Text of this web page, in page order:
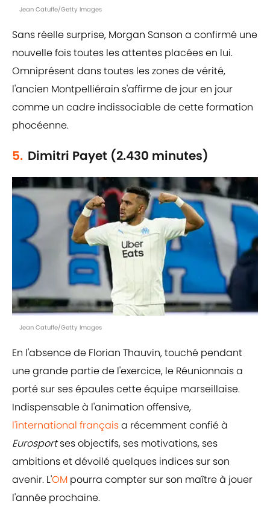
Jean Catuffe/Getty Images
Sans réelle surprise, Morgan Sanson a confirmé une
nouvelle fois toutes les attentes placées en lui.
Omniprésent dans toutes les zones de vérité,
l'ancien Montpelliérain s'affirme de jour en jour
comme un cadre indissociable de cette formation
phocéenne.
5. Dimitri Payet (2.430 minutes)
Jean Catuffe/Getty Images
En l'absence de Florian Thauvin, touché pendant
une grande partie de l'exercice, le Réunionnais a
porté sur ses épaules cette équipe marseillaise.
Indispensable à l'animation offensive,
l'international françaisa récemment confié à
Eurosportses objectifs, ses motivations, ses
ambitions et dévoilé quelques indices sur son
avenir. L'OM pourra compter sur son maître à jouer
l'année prochaine.